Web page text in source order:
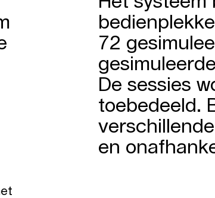
72
De sessies
toebedeeld.
en